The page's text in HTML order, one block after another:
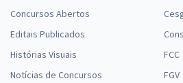
Concursos Abertos
Editais Publicados
Histórias Visuais
Notícias de Concursos
FCC
FGV